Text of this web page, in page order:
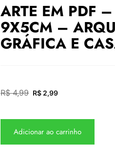
ARTE EM PDF
9X5CM –
GRÁFICA E
R$4,99 R$ 2,99
Adicionar ao carrinho